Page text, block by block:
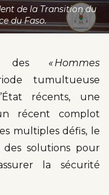
de la Transition du
du Faso.
des « Hommes
tumultueuse
récents, une
récent complot
multiples défis, le
solutions pour
la sécurité